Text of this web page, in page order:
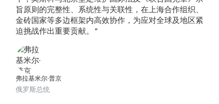
旨原则的完整性、系统性与关联性，在上海合作组织、
金砖国家等多边框架内高效协作，为应对全球及地区紧
迫挑战作出重要贡献。"
弗拉基米尔·普京
俄罗斯总统